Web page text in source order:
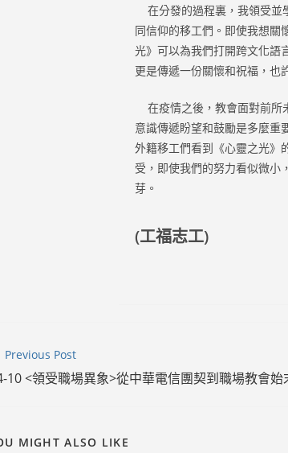
在分發的過程裏，我領受並
同信仰的移工們。即使我想關
光》可以為我們打開跨文化語
更是傳遞一份關懷和祝福，也
在疫情之後，教會面對前所
意識傳遞盼望和鼓勵是多麼重
外籍移工們看到《心靈之光》
受，即使我們的努力看似微小
芽。
(工福志工)
Previous Post
10 <領受職場異象>從中華電信團契到職場教會始
MIGHT ALSO LIKE